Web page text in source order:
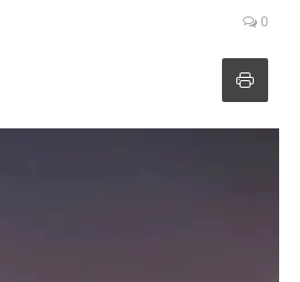
0